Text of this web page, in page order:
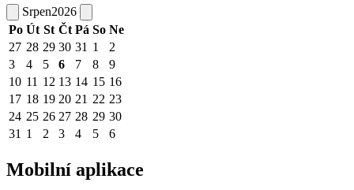
Srpen2026
Po Út St Čt Pá So Ne
27 28 29 30 31 1
2
3
4 5 6 7 8
9
10 11 12 13 14 15 16
17 18 19 20 21 22 23
24 25 26 27 28 29 30
31 1 2 3 4 5 6
Mobilní aplikace